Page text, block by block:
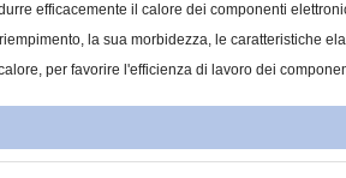
efficacemente il calore dei componenti
la sua morbidezza, le caratteristiche
per favorire l'efficienza di lavoro dei